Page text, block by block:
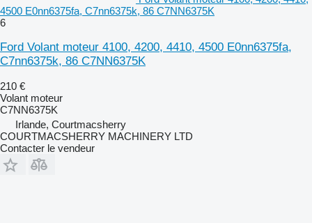
4500 E0nn6375fa, C7nn6375k, 86 C7NN6375K
6
Ford Volant moteur 4100, 4200, 4410, 4500 E0nn6375fa,
C7nn6375k, 86 C7NN6375K
210 €
Volant moteur
C7NN6375K
Irlande, Courtmacsherry
COURTMACSHERRY MACHINERY LTD
Contacter le vendeur